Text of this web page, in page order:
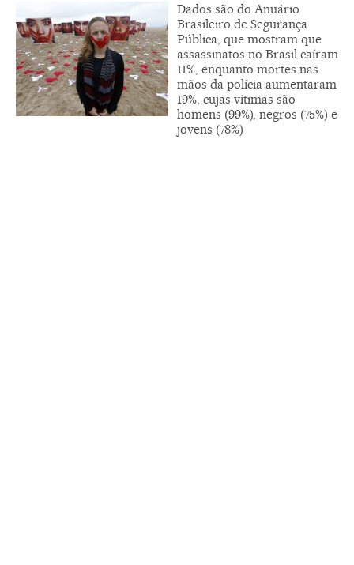
Dados são do Anuário
Brasileiro de Segurança
Pública, que mostram que
assassinatos no Brasil caíram
11%, enquanto mortes nas
mãos da polícia aumentaram
19%, cujas vítimas são
homens (99%), negros (75%) e
jovens (78%)